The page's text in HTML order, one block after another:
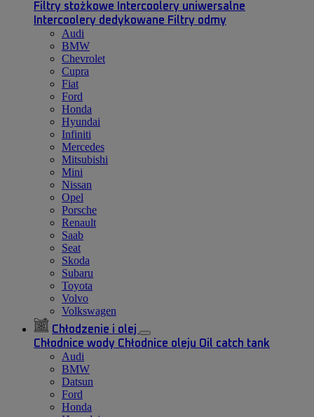
Filtry stożkowe
Intercoolery uniwersalne
Intercoolery dedykowane Filtry odmy
Audi
BMW
Chevrolet
Cupra
Fiat
Ford
Honda
Hyundai
Infiniti
Mercedes
Mitsubishi
Mini
Nissan
Opel
Porsche
Renault
Saab
Seat
Skoda
Subaru
Toyota
Volvo
Volkswagen
Chłodzenie i olej
Chłodnice wody Chłodnice oleju Oil catch tank
Audi
BMW
Datsun
Ford
Honda